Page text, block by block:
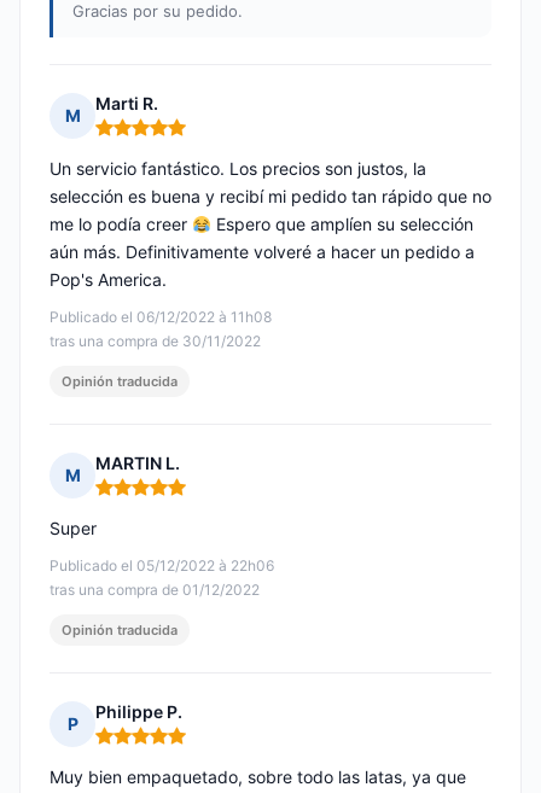
Gracias por su pedido.
M
Marti R.
Nota: 5 de 5
Publicado el 06/12/2022 à 11h08
tras una compra de 30/11/2022
Un servicio fantástico. Los precios son justos, la
selección es buena y recibí mi pedido tan rápido que no
me lo podía creer
Espero que amplíen su selección
aún más. Definitivamente volveré a hacer un pedido a
Pop's America.
Opinión traducida
M
MARTIN L.
Nota: 5 de 5
Publicado el 05/12/2022 à 22h06
tras una compra de 01/12/2022
Super
Opinión traducida
P
Philippe P.
Nota: 5 de 5
Muy bien empaquetado, sobre todo las latas, ya que